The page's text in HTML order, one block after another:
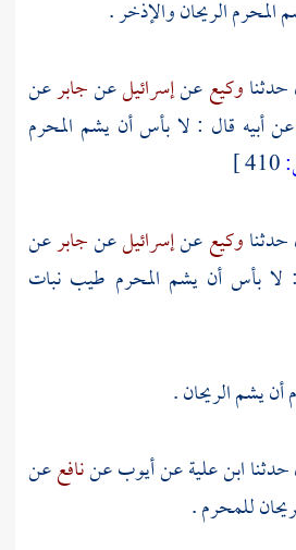
الريحان والإذخر .
وكيععنإسرائيلعنجابرعن
عن أبيه قال : لا بأس أن يشم المحرم
وكيععنإسرائيلعنجابرعن
لا بأس أن يشم المحرم طيب نبات
ابن عليةعنأيوبعننافععن
للمحرم .